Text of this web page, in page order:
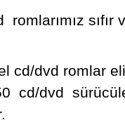
sıfır
cd/dvd romlar
cd/dvd